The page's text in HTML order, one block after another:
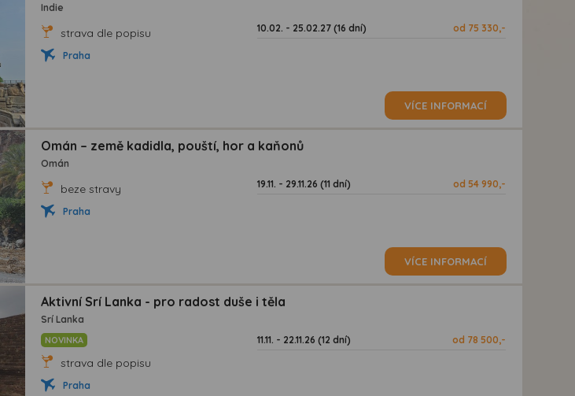
Indie
strava dle popisu
Praha
10.02. - 25.02.27 (16 dní) od 75 330,-
VÍCE INFORMACÍ
Omán – země kadidla, pouští, hor a kaňonů
Omán
beze stravy
Praha
19.11. - 29.11.26 (11 dní) od 54 990,-
VÍCE INFORMACÍ
Aktivní Srí Lanka - pro radost duše i těla
Srí Lanka
NOVINKA
strava dle popisu
Praha
11.11. - 22.11.26 (12 dní) od 78 500,-